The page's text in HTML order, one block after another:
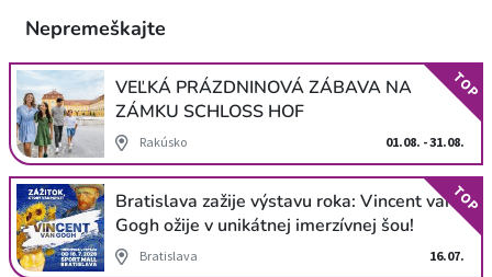
Nepremeškajte
VEĽKÁ PRÁZDNINOVÁ ZÁBAVA NA
ZÁMKU SCHLOSS HOF
Rakúsko 01.08. - 31.08.
TOP
Bratislava zažije výstavu roka: Vincent van
Gogh ožije v unikátnej imerzívnej šou!
Bratislava 16.07.
TOP